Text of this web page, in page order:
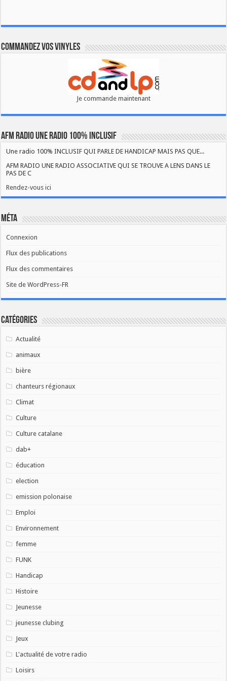
Commandez vos vinyles
Je commande maintenant
AFM RADIO UNE RADIO 100% INCLUSIF
Une radio 100% INCLUSIF QUI PARLE DE HANDICAP MAIS PAS QUE...
AFM RADIO UNE RADIO ASSOCIATIVE QUI SE TROUVE A LENS DANS LE
PAS DE C
Rendez-vous ici
Méta
Connexion
Flux des publications
Flux des commentaires
Site de WordPress-FR
Catégories
Actualité
animaux
bière
chanteurs régionaux
Climat
Culture
Culture catalane
dab+
éducation
election
emission polonaise
Emploi
Environnement
femme
FUNK
Handicap
Histoire
Jeunesse
jeunesse clubing
Jeux
L'actualité de votre radio
Loisirs